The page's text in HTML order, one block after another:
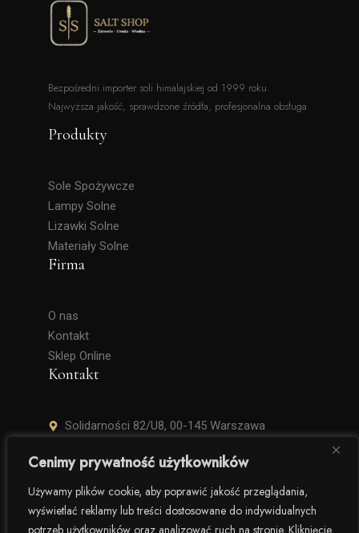
Cenimy prywatność użytkowników
Używamy plików cookie, aby poprawić jakość przeglądania,
wyświetlać reklamy lub treści dostosowane do indywidualnych
potrzeb użytkowników oraz analizować ruch na stronie. Kliknięcie
Bezpośredni importer soli himalajskiej od 1999 roku.
Najwyższa jakość, sprawdzone źródła, profesjonalna obsługa.
Produkty
Sole Spożywcze
Lampy Solne
Lizawki Solne
Materiały Solne
Firma
O nas
Kontakt
Sklep Online
Kontakt
Solidarności 82/U8, 00-145 Warszawa
+48 506 504 900
krzysztof.lipinski@salinarium.com
Pon. – Pt. 8:00 – 16:00